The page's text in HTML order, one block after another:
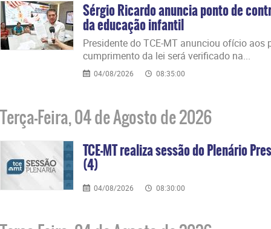
Sérgio Ricardo anuncia ponto de
da educação infantil
Presidente do TCE-MT anunciou ofício aos
cumprimento da lei será verificado na...
04/08/2026 08:35:00
Terça-Feira, 04 de Agosto de 2026
TCE-MT realiza sessão do Plenário
(4)
04/08/2026 08:30:00